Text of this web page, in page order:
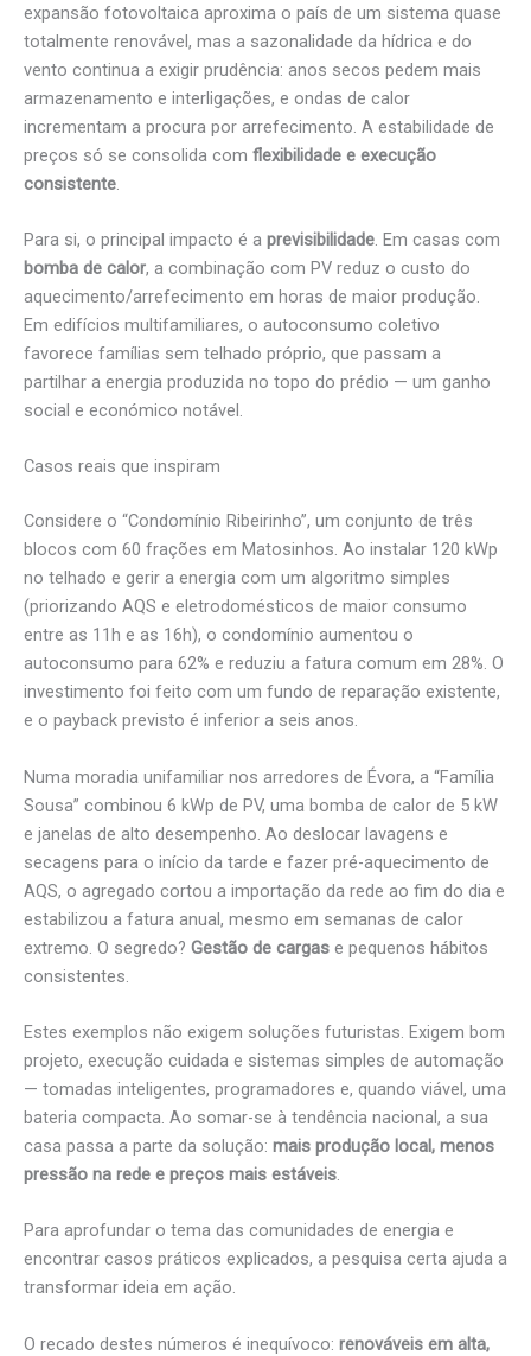
expansão fotovoltaica aproxima o país de um sistema quase
totalmente renovável, mas a sazonalidade da hídrica e do
vento continua a exigir prudência: anos secos pedem mais
armazenamento e interligações, e ondas de calor
incrementam a procura por arrefecimento. A estabilidade de
preços só se consolida com flexibilidade e execução
consistente.
Para si, o principal impacto é a previsibilidade. Em casas com
bomba de calor, a combinação com PV reduz o custo do
aquecimento/arrefecimento em horas de maior produção.
Em edifícios multifamiliares, o autoconsumo coletivo
favorece famílias sem telhado próprio, que passam a
partilhar a energia produzida no topo do prédio — um ganho
social e económico notável.
Casos reais que inspiram
Considere o “Condomínio Ribeirinho”, um conjunto de três
blocos com 60 frações em Matosinhos. Ao instalar 120 kWp
no telhado e gerir a energia com um algoritmo simples
(priorizando AQS e eletrodomésticos de maior consumo
entre as 11h e as 16h), o condomínio aumentou o
autoconsumo para 62% e reduziu a fatura comum em 28%. O
investimento foi feito com um fundo de reparação existente,
e o payback previsto é inferior a seis anos.
Numa moradia unifamiliar nos arredores de Évora, a “Família
Sousa” combinou 6 kWp de PV, uma bomba de calor de 5 kW
e janelas de alto desempenho. Ao deslocar lavagens e
secagens para o início da tarde e fazer pré-aquecimento de
AQS, o agregado cortou a importação da rede ao fim do dia e
estabilizou a fatura anual, mesmo em semanas de calor
extremo. O segredo? Gestão de cargas e pequenos hábitos
consistentes.
Estes exemplos não exigem soluções futuristas. Exigem bom
projeto, execução cuidada e sistemas simples de automação
— tomadas inteligentes, programadores e, quando viável, uma
bateria compacta. Ao somar-se à tendência nacional, a sua
casa passa a parte da solução: mais produção local, menos
pressão na rede e preços mais estáveis.
Para aprofundar o tema das comunidades de energia e
encontrar casos práticos explicados, a pesquisa certa ajuda a
transformar ideia em ação.
O recado destes números é inequívoco: renováveis em alta,